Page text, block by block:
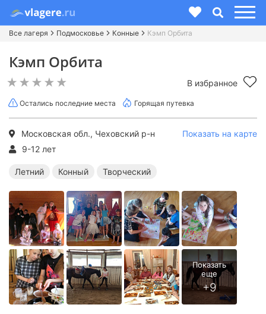
Все лагеря Подмосковье Конные Кэмп Орбита
Кэмп Орбита
В избранное
Остались последние места Горящая путевка
Московская обл., Чеховский р-н
Показать на карте
9-12 лет
Летний Конный Творческий